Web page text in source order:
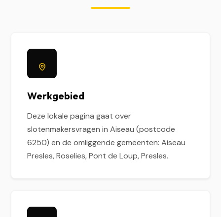
Werkgebied
Deze lokale pagina gaat over
slotenmakersvragen in Aiseau (postcode
6250) en de omliggende gemeenten: Aiseau
Presles, Roselies, Pont de Loup, Presles.